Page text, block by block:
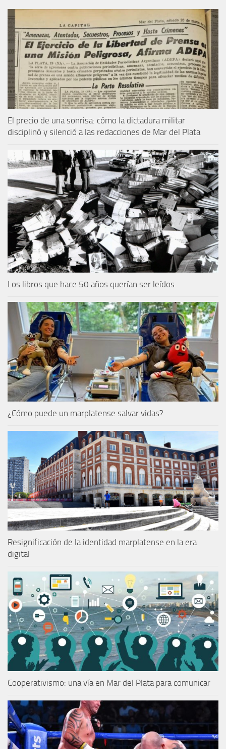
El precio de una sonrisa: cómo la dictadura militar
disciplinó y silenció a las redacciones de Mar del Plata
Los libros que hace 50 años querían ser leídos
¿Cómo puede un marplatense salvar vidas?
Resignificación de la identidad marplatense en la era
digital
Cooperativismo: una vía en Mar del Plata para comunicar